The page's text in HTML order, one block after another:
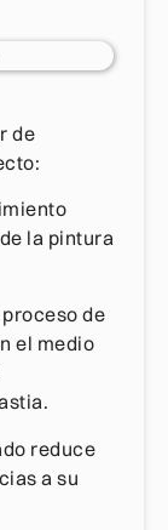
de
la pintura
proceso de
el medio
reduce
a su